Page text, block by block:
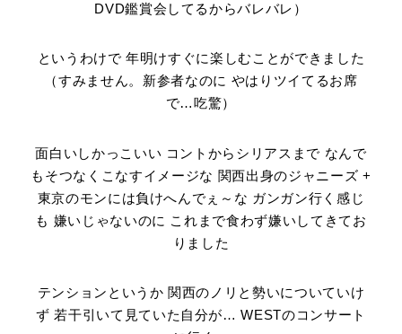
DVD鑑賞会してるからバレバレ）
というわけで 年明けすぐに楽しむことができました
（すみません。新参者なのに やはりツイてるお席
で…吃驚）
面白いしかっこいい コントからシリアスまで なんで
もそつなくこなすイメージな 関西出身のジャニーズ +
東京のモンには負けへんでぇ～な ガンガン行く感じ
も 嫌いじゃないのに これまで食わず嫌いしてきてお
りました
テンションというか 関西のノリと勢いについていけ
ず 若干引いて見ていた自分が… WESTのコンサート